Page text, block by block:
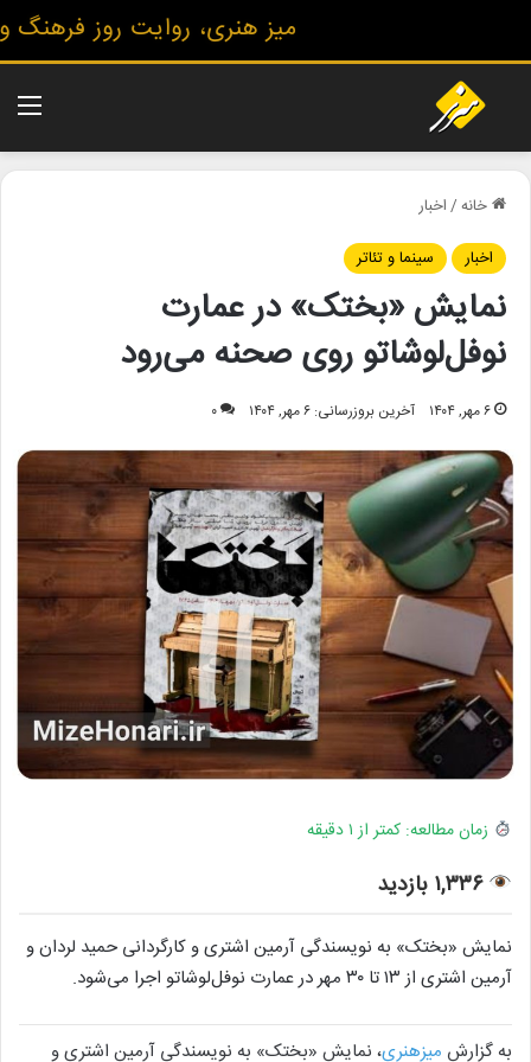
میز هنری، روایت روز فرهنگ
خانه/اخبار
اخبار
سینما و تئاتر
نمایش «بختک» در عمارت
نوفل‌لوشاتو روی صحنه می‌رود
۶ مهر, ۱۴۰۴ آخرین بروزرسانی: ۶ مهر, ۱۴۰۴ ۰
زمان مطالعه: کمتر از ۱ دقیقه
۱,۳۳۶ بازدید
نمایش «بختک» به نویسندگی آرمین اشتری و کارگردانی حمید لردان و
آرمین اشتری از ۱۳ تا ۳۰ مهر در عمارت نوفل‌لوشاتو اجرا می‌شود.
به گزارش میزهنری، نمایش «بختک» به نویسندگی آرمین اشتری و